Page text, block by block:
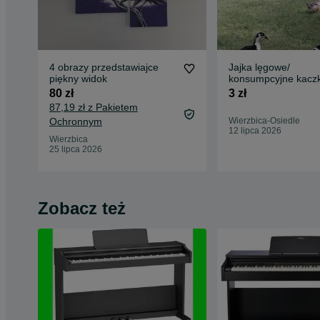
4 obrazy przedstawiajce
piękny widok
80 zł
87,19 zł z Pakietem
Ochronnym
Wierzbica
25 lipca 2026
Jajka lęgowe/
konsumpcyjne
staropolskiej
3 zł
Wierzbica-Osiedle
12 lipca 2026
Zobacz też